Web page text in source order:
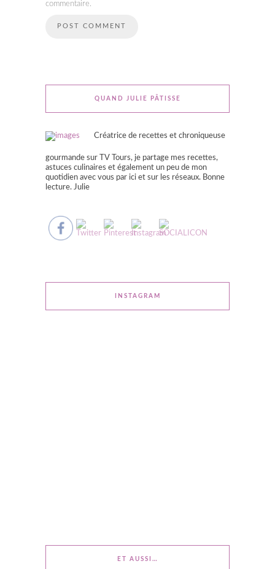
commentaire.
QUAND JULIE PÂTISSE
Créatrice de recettes et chroniqueuse
gourmande sur TV Tours, je partage mes recettes,
astuces culinaires et également un peu de mon
quotidien avec vous par ici et sur les réseaux. Bonne
lecture. Julie
INSTAGRAM
ET AUSSI…